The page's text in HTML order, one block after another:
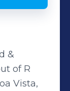
&
of R
Vista,